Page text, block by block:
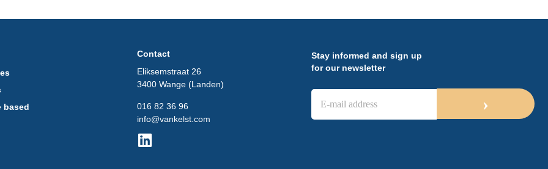
based
Contact
Eliksemstraat 26
3400 Wange (Landen)
016 82 36 96
info@vankelst.com
Stay informed and sign up
for our newsletter
E
m
›